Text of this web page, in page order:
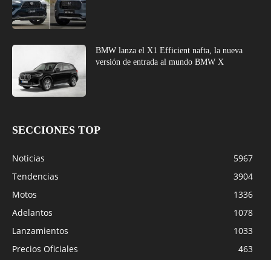
BMW lanza el X1 Efficient nafta, la nueva
versión de entrada al mundo BMW X
SECCIONES TOP
Noticias
5967
Tendencias
3904
Motos
1336
Adelantos
1078
Lanzamientos
1033
Precios Oficiales
463